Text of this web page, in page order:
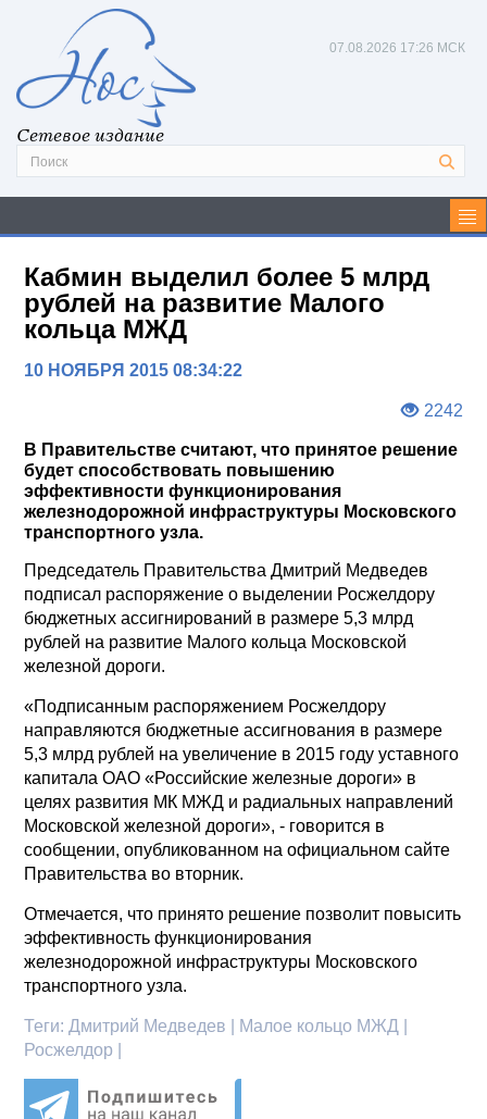
Сетевое издание
07.08.2026 17:26 МСК
Кабмин выделил более 5 млрд
рублей на развитие Малого
кольца МЖД
10 НОЯБРЯ 2015 08:34:22
2242
В Правительстве считают, что принятое решение
будет способствовать повышению
эффективности функционирования
железнодорожной инфраструктуры Московского
транспортного узла.
Председатель Правительства Дмитрий Медведев
подписал распоряжение о выделении Росжелдору
бюджетных ассигнирований в размере 5,3 млрд
рублей на развитие Малого кольца Московской
железной дороги.
«Подписанным распоряжением Росжелдору
направляются бюджетные ассигнования в размере
5,3 млрд рублей на увеличение в 2015 году уставного
капитала ОАО «Российские железные дороги» в
целях развития МК МЖД и радиальных направлений
Московской железной дороги», - говорится в
сообщении, опубликованном на официальном сайте
Правительства во вторник.
Отмечается, что принято решение позволит повысить
эффективность функционирования
железнодорожной инфраструктуры Московского
транспортного узла.
Теги: Дмитрий Медведев | Малое кольцо МЖД |
Росжелдор |